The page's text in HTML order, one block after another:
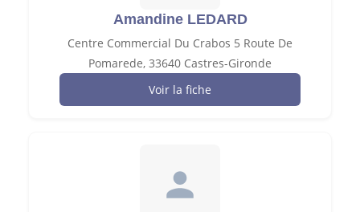
Amandine LEDARD
Centre Commercial Du Crabos 5 Route De
Pomarede, 33640 Castres-Gironde
Voir la fiche